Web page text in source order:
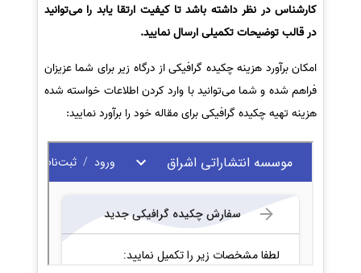
کارشناس در نظر داشته باشد تا کیفیت ارتقا یابد را می‌توانید
در قالب توضیحات تکمیلی ارسال نمایید.
امکان برآورد هزینه چکیده گرافیکی از درگاه زیر برای شما عزیزان
فراهم شده و شما می‌توانید با وارد کردن اطلاعات خواسته شده
هزینه تهیه چکیده گرافیکی برای مقاله خود را برآورد نمایید: